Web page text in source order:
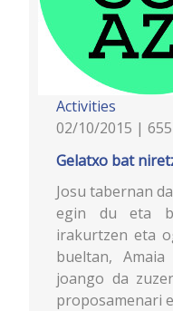
Activities
02/10/2015 |
Gelatxo bat
Josu tabernan
egin du eta
irakurtzen eta
bueltan,
joango da
proposamenari